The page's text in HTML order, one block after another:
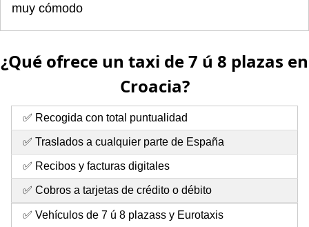
muy cómodo
¿Qué ofrece un taxi de 7 ú 8 plazas en
Croacia?
✅ Recogida con total puntualidad
✅ Traslados a cualquier parte de España
✅ Recibos y facturas digitales
✅ Cobros a tarjetas de crédito o débito
✅ Vehículos de 7 ú 8 plazass y Eurotaxis